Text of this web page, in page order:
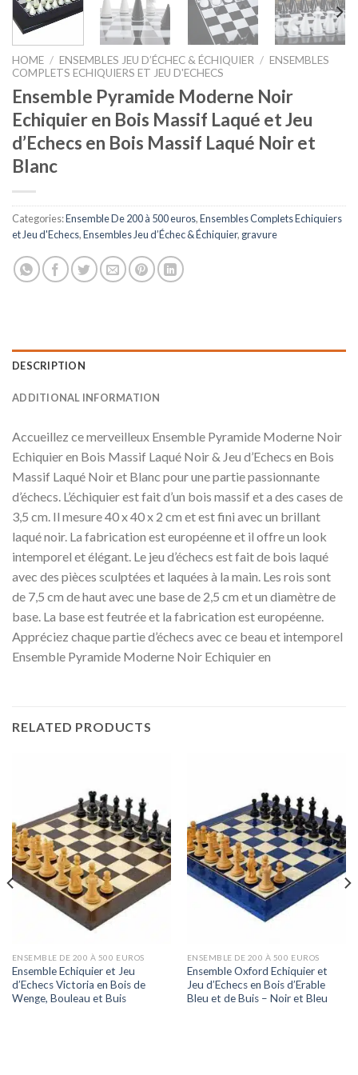
HOME / ENSEMBLES JEU D’ÉCHEC & ÉCHIQUIER / ENSEMBLES
COMPLETS ECHIQUIERS ET JEU D'ECHECS
Ensemble Pyramide Moderne Noir
Echiquier en Bois Massif Laqué et Jeu
d’Echecs en Bois Massif Laqué Noir et
Blanc
Categories:Ensemble De 200 à 500 euros,Ensembles Complets Echiquiers
et Jeu d'Echecs,Ensembles Jeu d’Échec & Échiquier, gravure
DESCRIPTION
ADDITIONAL INFORMATION
Accueillez ce merveilleux Ensemble Pyramide Moderne Noir
Echiquier en Bois Massif Laqué Noir & Jeu d’Echecs en Bois
Massif Laqué Noir et Blanc pour une partie passionnante
d’échecs. L’échiquier est fait d’un bois massif et a des cases de
3,5 cm. Il mesure 40 x 40 x 2 cm et est fini avec un brillant
laqué noir. La fabrication est européenne et il offre un look
intemporel et élégant. Le jeu d’échecs est fait de bois laqué
avec des pièces sculptées et laquées à la main. Les rois sont
de 7,5 cm de haut avec une base de 2,5 cm et un diamètre de
base. La base est feutrée et la fabrication est européenne.
Appréciez chaque partie d’échecs avec ce beau et intemporel
Ensemble Pyramide Moderne Noir Echiquier en
RELATED PRODUCTS
ENSEMBLE DE 200 À 500 EUROS
Ensemble Echiquier et Jeu
d’Echecs Victoria en Bois de
Wenge, Bouleau et Buis
ENSEMBLE DE 200 À 500 EUROS
Ensemble Oxford Echiquier et
Jeu d’Echecs en Bois d’Erable
Bleu et de Buis – Noir et Bleu